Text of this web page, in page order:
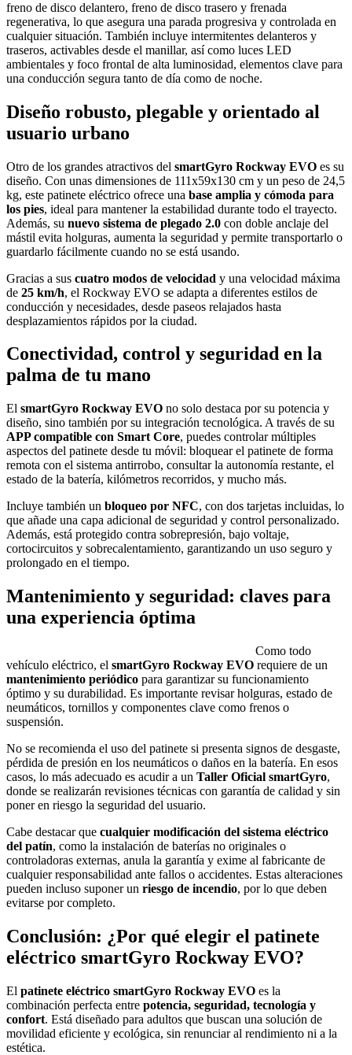
freno de disco delantero, freno de disco trasero y frenada
regenerativa, lo que asegura una parada progresiva y controlada en
cualquier situación. También incluye intermitentes delanteros y
traseros, activables desde el manillar, así como luces LED
ambientales y foco frontal de alta luminosidad, elementos clave para
una conducción segura tanto de día como de noche.
Diseño robusto, plegable y orientado al
usuario urbano
Otro de los grandes atractivos del smartGyro Rockway EVO es su
diseño. Con unas dimensiones de 111x59x130 cm y un peso de 24,5
kg, este patinete eléctrico ofrece una base amplia y cómoda para
los pies, ideal para mantener la estabilidad durante todo el trayecto.
Además, su nuevo sistema de plegado 2.0 con doble anclaje del
mástil evita holguras, aumenta la seguridad y permite transportarlo o
guardarlo fácilmente cuando no se está usando.
Gracias a sus cuatro modos de velocidad y una velocidad máxima
de 25 km/h, el Rockway EVO se adapta a diferentes estilos de
conducción y necesidades, desde paseos relajados hasta
desplazamientos rápidos por la ciudad.
Conectividad, control y seguridad en la
palma de tu mano
El smartGyro Rockway EVO no solo destaca por su potencia y
diseño, sino también por su integración tecnológica. A través de su
APP compatible con Smart Core, puedes controlar múltiples
aspectos del patinete desde tu móvil: bloquear el patinete de forma
remota con el sistema antirrobo, consultar la autonomía restante, el
estado de la batería, kilómetros recorridos, y mucho más.
Incluye también un bloqueo por NFC, con dos tarjetas incluidas, lo
que añade una capa adicional de seguridad y control personalizado.
Además, está protegido contra sobrepresión, bajo voltaje,
cortocircuitos y sobrecalentamiento, garantizando un uso seguro y
prolongado en el tiempo.
Mantenimiento y seguridad: claves para
una experiencia óptima
Como todo
vehículo eléctrico, el smartGyro Rockway EVO requiere de un
mantenimiento periódico para garantizar su funcionamiento
óptimo y su durabilidad. Es importante revisar holguras, estado de
neumáticos, tornillos y componentes clave como frenos o
suspensión.
No se recomienda el uso del patinete si presenta signos de desgaste,
pérdida de presión en los neumáticos o daños en la batería. En esos
casos, lo más adecuado es acudir a un Taller Oficial smartGyro,
donde se realizarán revisiones técnicas con garantía de calidad y sin
poner en riesgo la seguridad del usuario.
Cabe destacar que cualquier modificación del sistema eléctrico
del patín, como la instalación de baterías no originales o
controladoras externas, anula la garantía y exime al fabricante de
cualquier responsabilidad ante fallos o accidentes. Estas alteraciones
pueden incluso suponer un riesgo de incendio, por lo que deben
evitarse por completo.
Conclusión: ¿Por qué elegir el patinete
eléctrico smartGyro Rockway EVO?
El patinete eléctrico smartGyro Rockway EVO es la
combinación perfecta entre potencia, seguridad, tecnología y
confort. Está diseñado para adultos que buscan una solución de
movilidad eficiente y ecológica, sin renunciar al rendimiento ni a la
estética.